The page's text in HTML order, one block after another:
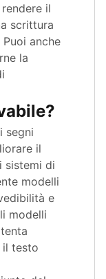
il
scrittura
anche
la
segni
il
sistemi di
modelli
e
modelli
il testo